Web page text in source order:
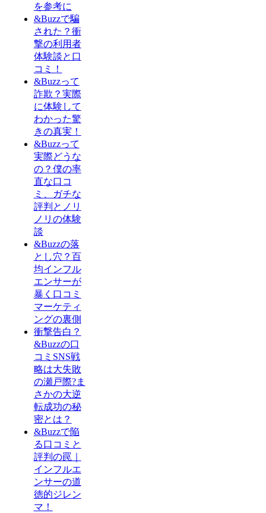
を参考に
&Buzzで騙
された？衝
撃の利用者
体験談と口
コミ！
&Buzzって
詐欺？実際
に体験して
わかった驚
きの真実！
&Buzzって
実際どうな
の？僕の率
直な口コ
ミ、ガチな
評判とノリ
ノリの体験
談
&Buzzの落
とし穴？百
均インフル
エンサーが
暴く口コミ
マーケティ
ングの裏側
衝撃告白？
&Buzzの口
コミSNS戦
略は大失敗
の瀬戸際?ま
さかの大逆
転成功の秘
密とは？
&Buzzで陥
る口コミと
評判の罠｜
インフルエ
ンサーの道
徳的ジレン
マ！